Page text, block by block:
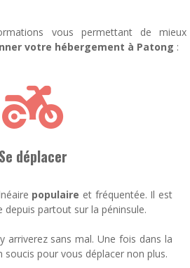
vous permettant de mieux
votre hébergement à Patong :
Se déplacer
populaire et fréquentée. Il est
depuis partout sur la péninsule.
arriverez sans mal. Une fois dans la
soucis pour vous déplacer non plus.